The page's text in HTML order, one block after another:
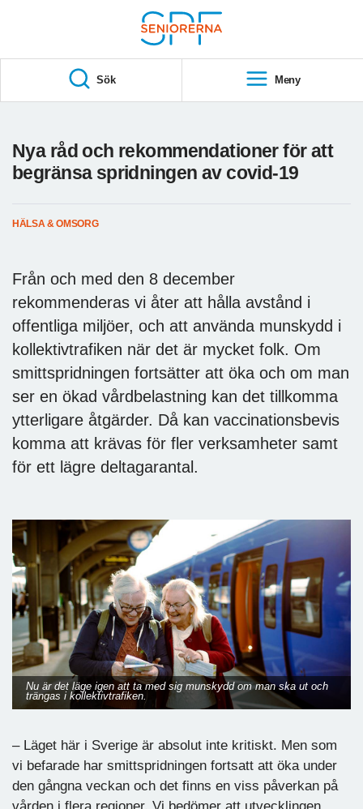
S
A
Sök Meny
Nya råd och rekommendationer för att
begränsa spridningen av covid-19
HÄLSA & OMSORG
Från och med den 8 december
rekommenderas vi åter att hålla avstånd i
offentliga miljöer, och att använda munskydd i
kollektivtrafiken när det är mycket folk. Om
smittspridningen fortsätter att öka och om man
ser en ökad vårdbelastning kan det tillkomma
ytterligare åtgärder. Då kan vaccinationsbevis
komma att krävas för fler verksamheter samt
för ett lägre deltagarantal.
Nu är det läge igen att ta med sig munskydd om man ska ut och
trängas i kollektivtrafiken.
– Läget här i Sverige är absolut inte kritiskt. Men som
vi befarade har smittspridningen fortsatt att öka under
den gångna veckan och det finns en viss påverkan på